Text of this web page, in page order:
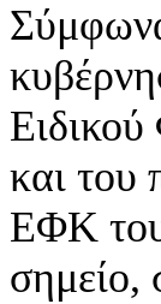
και του
ΕΦΚ του
σημείο,